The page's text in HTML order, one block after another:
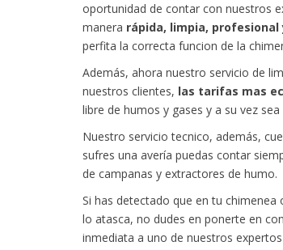
oportunidad de contar con nuestros
manera rápida, limpia, profesional
perfita la correcta funcion de la
Además, ahora nuestro servicio de
nuestros clientes, las tarifas mas
libre de humos y gases y a su vez
Nuestro servicio tecnico, además,
sufres una avería puedas contar
de campanas y extractores de humo.
Si has detectado que en tu
lo atasca, no dudes en ponerte en
inmediata a uno de nuestros